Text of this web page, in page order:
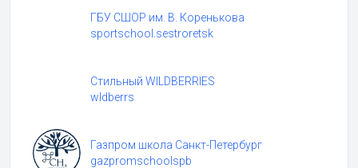
ГБУ СШОР им. В. Коренькова
sportschool.sestroretsk
Стильный WILDBERRIES
wldberrs
Газпром школа Санкт-Петербург
gazpromschoolspb